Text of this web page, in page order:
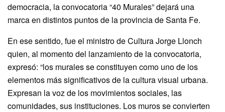
democracia, la convocatoria “40 Murales” dejará una
marca en distintos puntos de la provincia de Santa Fe.
En ese sentido, fue el ministro de Cultura Jorge Llonch
quien, al momento del lanzamiento de la convocatoria,
expresó: “los murales se constituyen como uno de los
elementos más significativos de la cultura visual urbana.
Expresan la voz de los movimientos sociales, las
comunidades, sus instituciones. Los muros se convierten